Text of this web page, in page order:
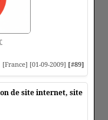
[France] [01-09-2009] [#89]
de site internet, site